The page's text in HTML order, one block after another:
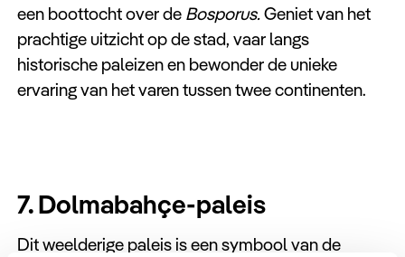
een boottocht over de Bosporus.Geniet van het
prachtige uitzicht op de stad, vaar langs
historische paleizen en bewonder de unieke
ervaring van het varen tussen twee continenten.
7. Dolmabahçe-paleis
Dit weelderige paleis is een symbool van de